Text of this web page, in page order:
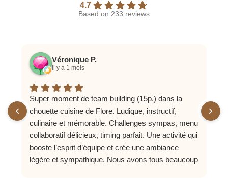
4.7
Based on 233 reviews
Véronique P.
il y a 1 mois
Super moment de team building (15p.) dans la
chouette cuisine de Flore. Ludique, instructif,
culinaire et mémorable. Challenges sympas, menu
collaboratif délicieux, timing parfait. Une activité qui
booste l’esprit d’équipe et crée une ambiance
légère et sympathique. Nous avons tous beaucoup